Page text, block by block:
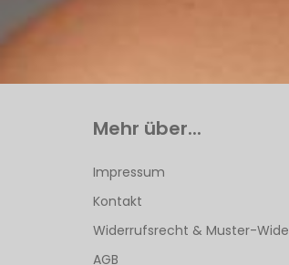
Mehr über...
Impressum
Kontakt
Widerrufsrecht & Muster-
AGB